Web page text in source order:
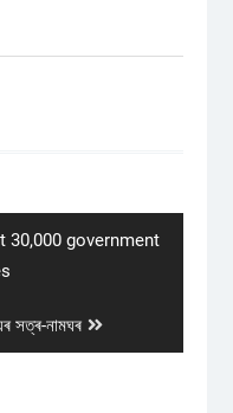
30,000 government
সত্ৰ-নামঘৰ